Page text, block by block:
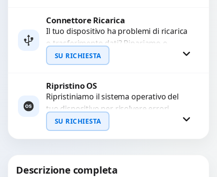
garantiti...
Procedi
Connettore Ricarica
Il tuo dispositivo ha problemi di ricarica
o trasferimento dati? Ripariamo o
sostituiamo connettori di ricarica guasti,
rotti, allentati, danneggiati,...
SU RICHIESTA
Richiedi Preventivo
WhatsApp
Ripristino OS
Ripristiniamo il sistema operativo del
tuo dispositivo per risolvere errori
software, rallentamenti o blocchi.
Garantiamo un ripristino completo con
SU RICHIESTA
Descrizione completa